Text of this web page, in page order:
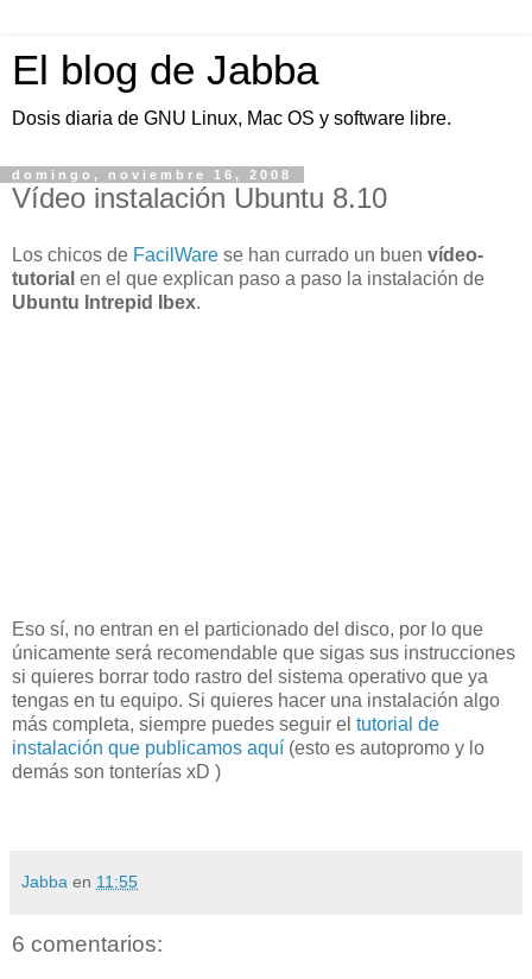
El blog de Jabba
Dosis diaria de GNU Linux, Mac OS y software libre.
domingo, noviembre 16, 2008
Vídeo instalación Ubuntu 8.10
Los chicos de FacilWare se han currado un buen vídeo-
tutorial en el que explican paso a paso la instalación de
Ubuntu Intrepid Ibex.
Eso sí, no entran en el particionado del disco, por lo que
únicamente será recomendable que sigas sus instrucciones
si quieres borrar todo rastro del sistema operativo que ya
tengas en tu equipo. Si quieres hacer una instalación algo
más completa, siempre puedes seguir el tutorial de
instalación que publicamos aquí (esto es autopromo y lo
demás son tonterías xD )
Jabba en 11:55
6 comentarios: